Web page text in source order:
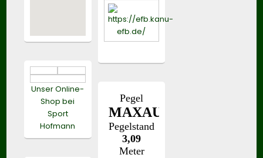
Unser Online-
Shop bei
Sport
Hofmann